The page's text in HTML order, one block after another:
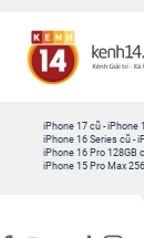
iPhone 17 cũ -iPhone
iPhone 16 Series cũ -
iPhone 16 Pro 128GB
iPhone 15 Pro Max